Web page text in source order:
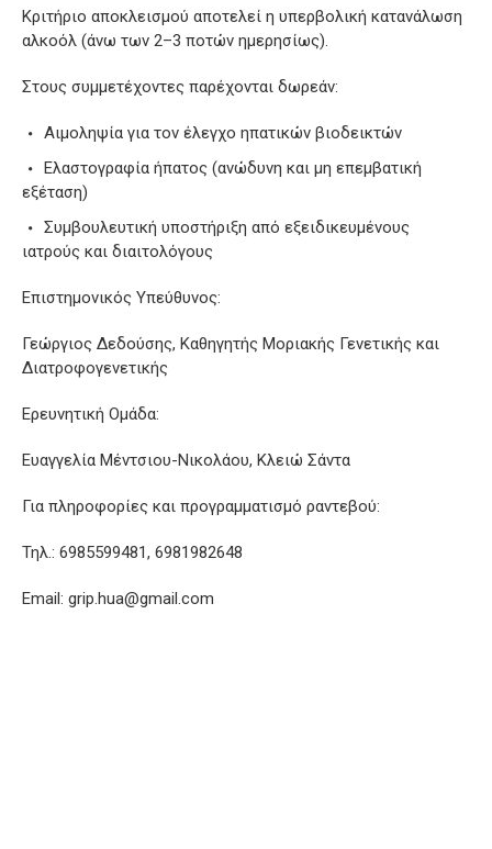
Κριτήριο αποκλεισμού αποτελεί η υπερβολική κατανάλωση
αλκοόλ (άνω των 2–3 ποτών ημερησίως).
Στους συμμετέχοντες παρέχονται δωρεάν:
Αιμοληψία για τον έλεγχο ηπατικών βιοδεικτών
Ελαστογραφία ήπατος (ανώδυνη και μη επεμβατική
εξέταση)
Συμβουλευτική υποστήριξη από εξειδικευμένους
ιατρούς και διαιτολόγους
Επιστημονικός Υπεύθυνος:
Γεώργιος Δεδούσης, Καθηγητής Μοριακής Γενετικής και
Διατροφογενετικής
Ερευνητική Ομάδα:
Ευαγγελία Μέντσιου-Νικολάου, Κλειώ Σάντα
Για πληροφορίες και προγραμματισμό ραντεβού:
Τηλ.: 6985599481, 6981982648
Email: grip.hua@gmail.com